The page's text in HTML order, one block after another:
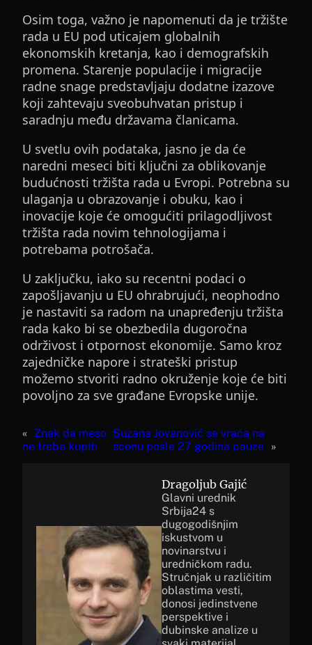
Osim toga, važno je napomenuti da je tržište
rada u EU pod uticajem globalnih
ekonomskih kretanja, kao i demografskih
promena. Starenje populacije i migracije
radne snage predstavljaju dodatne izazove
koji zahtevaju sveobuhvatan pristup i
saradnju među državama članicama.
U svetlu ovih podataka, jasno je da će
naredni meseci biti ključni za oblikovanje
budućnosti tržišta rada u Evropi. Potrebna su
ulaganja u obrazovanje i obuku, kao i
inovacije koje će omogućiti prilagodljivost
tržišta rada novim tehnologijama i
potrebama potrošača.
U zaključku, iako su recentni podaci o
zapošljavanju u EU ohrabrujući, neophodno
je nastaviti sa radom na unapređenju tržišta
rada kako bi se obezbedila dugoročna
održivost i otpornost ekonomije. Samo kroz
zajedničke napore i strateški pristup
možemo stvoriti radno okruženje koje će biti
povoljno za sve građane Evropske unije.
« Znak da meso
ne treba kupiti
Suzana Jovanović se vraća na
scenu posle 27 godina pauze »
Dragoljub Gajić
Glavni urednik
Srbija24 s
dugogodišnjim
iskustvom u
novinarstvu i
uredničkom radu.
Stručnjak u različitim
oblastima vesti,
donosi jedinstvene
perspektive i
dubinske analize u